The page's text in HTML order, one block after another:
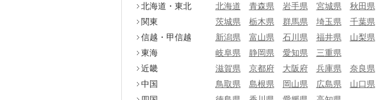
北海道・東北 北海道 青森県 岩手県 宮城県 秋田県
関東
茨城県 栃木県 群馬県 埼玉県 千葉県
信越・甲信越
新潟県 富山県 石川県 福井県 山梨県
東海
岐阜県 静岡県 愛知県
三重県
近畿
滋賀県 京都府 大阪府 兵庫県 奈良県
中国
鳥取県 島根県 岡山県 広島県
山口県